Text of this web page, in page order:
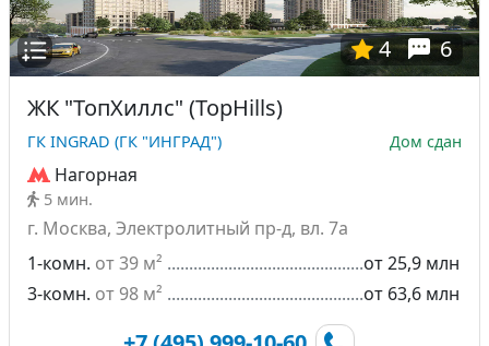
4
6
ЖК "ТопХиллс" (TopHills)
ГК INGRAD (ГК "ИНГРАД") Дом сдан
Нагорная
5 мин.
г. Москва, Электролитный пр-д, вл. 7а
1-комн. от 39 м²
от 25,9 млн
3-комн. от 98 м² от 63,6 млн